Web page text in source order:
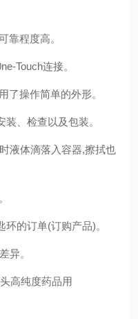
靠程度高。
Touch连接。
了操作简单的外形。
、检查以及包装。
液体滴落入容器,擦拭也
的订单(订购产品)。
异。